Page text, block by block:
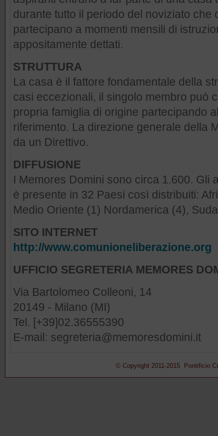
durante tutto il periodo del noviziato che
partecipano a momenti mensili di
appositamente dettati.
STRUTTURA
La casa è il fattore fondamentale della
casi eccezionali, il singolo membro può
propria famiglia di origine partecipando
riferimento. La direzione generale della
da un Direttivo.
DIFFUSIONE
I Memores Domini sono circa 1.600. Gli
è presente in 32 Paesi così distribuiti:
Medio Oriente (1) Nordamerica (4),
SITO INTERNET
http://www.comunioneliberazione.org
UFFICIO SEGRETERIA MEMORES
Via Bartolomeo Colleoni, 14
20149 - Milano (MI)
Tel. [+39]02.36555390
E-mail: segreteria@memoresdomini.it
© Copyright 2011-2015 Pontificio